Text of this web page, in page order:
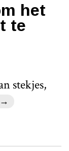
het
te
stekjes,